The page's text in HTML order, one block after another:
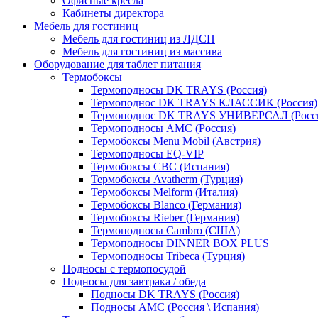
Кабинеты директора
Мебель для гостиниц
Мебель для гостиниц из ЛДСП
Мебель для гостиниц из массива
Оборудование для таблет питания
Термобоксы
Термоподносы DK TRAYS (Россия)
Термоподнос DK TRAYS КЛАССИК (Россия)
Термоподнос DK TRAYS УНИВЕРСАЛ
Термоподносы AMC (Россия)
Термобоксы Menu Mobil (Австрия)
Термоподносы EQ-VIP
Термобоксы CBC (Испания)
Термобоксы Avatherm (Турция)
Термобоксы Melform (Италия)
Термобоксы Blanco (Германия)
Термобоксы Rieber (Германия)
Термоподносы Cambro (США)
Термоподносы DINNER BOX PLUS
Термоподносы Tribeca (Турция)
Подносы с термопосудой
Подносы для завтрака / обеда
Подносы DK TRAYS (Россия)
Подносы AMC (Россия \ Испания)